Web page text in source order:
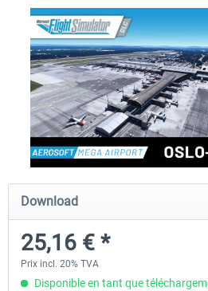
Aerosoft Airport Cologne/Bonn
18,10 € *
Download
25,16 € *
Prix incl. 20% TVA
Disponible en tant que